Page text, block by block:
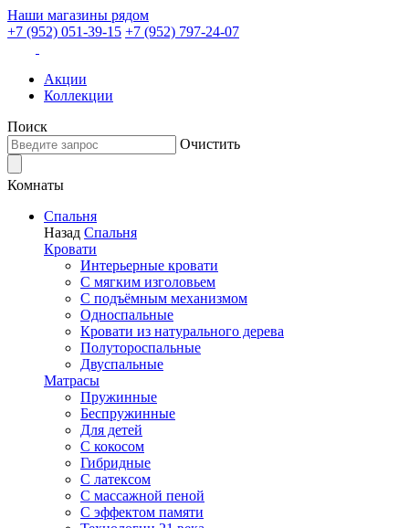
Наши магазины рядом
+7 (952) 051-39-15 +7 (952) 797-24-07
Акции
Коллекции
Поиск
Очистить
Комнаты
Спальня
Назад Спальня
Кровати
Интерьерные кровати
С мягким изголовьем
С подъёмным механизмом
Односпальные
Кровати из натурального дерева
Полутороспальные
Двуспальные
Матрасы
Пружинные
Беспружинные
Для детей
C кокосом
Гибридные
С латексом
С массажной пеной
С эффектом памяти